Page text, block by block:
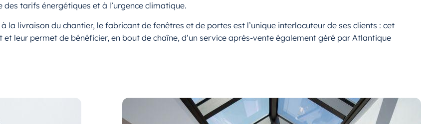
tarifs énergétiques et à l’urgence climatique.
la livraison du chantier, le fabricant de fenêtres et de portes est l’unique interlocuteur de ses clients : cet
leur permet de bénéficier, en bout de chaîne, d’un service après-vente également géré par Atlantique